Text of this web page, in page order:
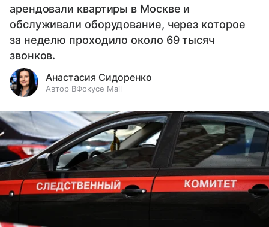
арендовали квартиры в Москве и
обслуживали оборудование, через которое
за неделю проходило около 69 тысяч
звонков.
Анастасия Сидоренко
Автор ВФокусе Mail